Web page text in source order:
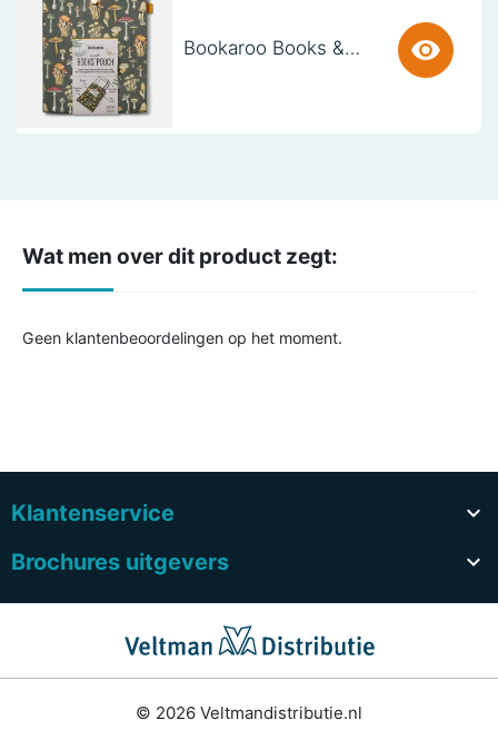
Bookaroo Books & Stuff Pouch - Botanical
Wat men over dit product zegt:
Geen klantenbeoordelingen op het moment.
Klantenservice

Brochures uitgevers

© 2026 Veltmandistributie.nl